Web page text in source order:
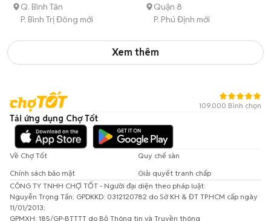
Q. Bình Tân
P. Bình Trị Đông mới
Quận 8
P. Phú Định mới
Xem thêm
109.000 Bình chọn
Tải ứng dụng Chợ Tốt
Về Chợ Tốt
Quy chế sàn
Chính sách bảo mật
Giải quyết tranh chấp
CÔNG TY TNHH CHỢ TỐT - Người đại diện theo pháp luật:
Nguyễn Trọng Tấn; GPDKKD: 0312120782 do Sở KH & ĐT TP.HCM cấp ngày
11/01/2013;
GPMXH: 185/GP-BTTTT do Bộ Thông tin và Truyền thông